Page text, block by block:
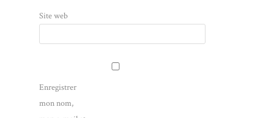
Site web
Enregistrer
mon nom,